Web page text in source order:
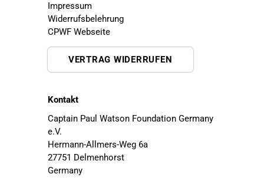
Impressum
Widerrufsbelehrung
CPWF Webseite
VERTRAG WIDERRUFEN
Kontakt
Captain Paul Watson Foundation Germany
e.V.
Hermann-Allmers-Weg 6a
27751 Delmenhorst
Germany